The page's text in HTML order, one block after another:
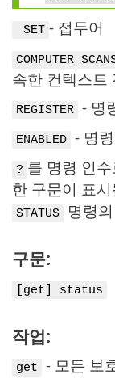
SET - 접두어
COMPUTER
속한 컨텍스트
REGISTER - 명
ENABLED - 명
? 를 명령 인
한 구문이 표
STATUS 명령
구문:
[get] status
작업:
get
- 모든 보